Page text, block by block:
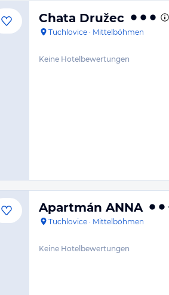
Chata Družec
Tuchlovice · Mittelböhmen
Keine Hotelbewertungen
Apartmán ANNA
Tuchlovice · Mittelböhmen
Keine Hotelbewertungen